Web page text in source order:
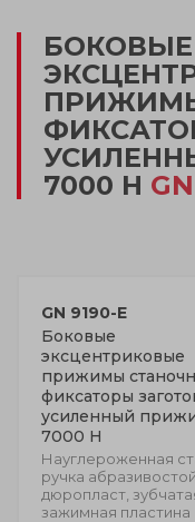
БОКОВЫЕ
7000 Н
GN 9190-E
Боковые
эксцентриковые
прижимы
фиксаторы
усиленный
7000 Н
Науглероженная
ручка
дюропласт,
зажимная пластина